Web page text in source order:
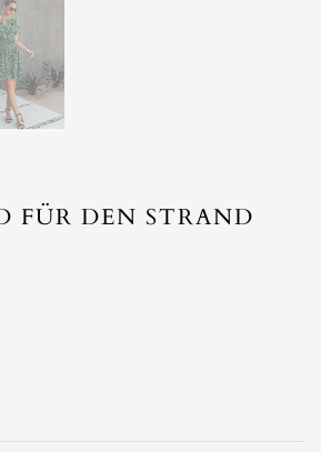
FÜR DEN STRAND